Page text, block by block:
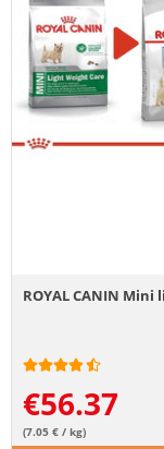
ROYAL CANIN Mini
€56.37
(7.05 € / kg)